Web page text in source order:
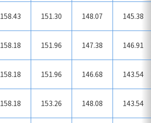
158.43 151.30 148.07 145.38
158.18 151.96 147.38 146.91
158.18 151.96 146.68 143.54
158.18 153.26 148.08 143.54